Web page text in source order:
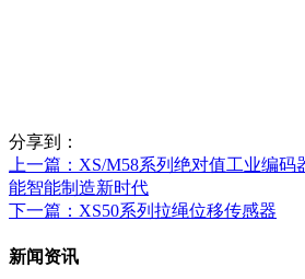
分享到：
上一篇 ：XS/M58系列绝对值工业编
能智能制造新时代
下一篇 ：XS50系列拉绳位移传感器
新闻资讯